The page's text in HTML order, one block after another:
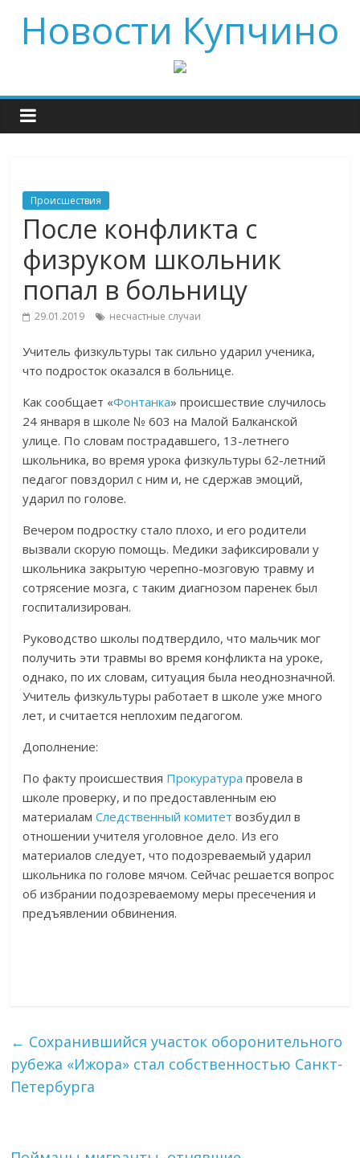
Новости Купчино
Происшествия
После конфликта с
физруком школьник
попал в больницу
29.01.2019 несчастные случаи
Учитель физкультуры так сильно ударил ученика,
что подросток оказался в больнице.
Как сообщает «Фонтанка» происшествие случилось
24 января в школе № 603 на Малой Балканской
улице. По словам пострадавшего, 13-летнего
школьника, во время урока физкультуры 62-летний
педагог повздорил с ним и, не сдержав эмоций,
ударил по голове.
Вечером подростку стало плохо, и его родители
вызвали скорую помощь. Медики зафиксировали у
школьника закрытую черепно-мозговую травму и
сотрясение мозга, с таким диагнозом паренек был
госпитализирован.
Руководство школы подтвердило, что мальчик мог
получить эти травмы во время конфликта на уроке,
однако, по их словам, ситуация была неоднозначной.
Учитель физкультуры работает в школе уже много
лет, и считается неплохим педагогом.
Дополнение:
По факту происшествия Прокуратура провела в
школе проверку, и по предоставленным ею
материаламСледственный комитетвозбудил в
отношении учителя уголовное дело. Из его
материалов следует, что подозреваемый ударил
школьника по голове мячом. Сейчас решается вопрос
об избрании подозреваемому меры пресечения и
предъявлении обвинения.
← Сохранившийся участок оборонительного
рубежа «Ижора» стал собственностью Санкт-
Петербурга